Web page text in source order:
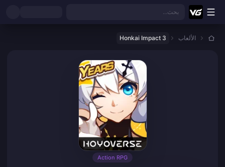
انتقل إلى المحتوى الرئيسي
بحث...
الألعاب Honkai Impact 3
Action RPG